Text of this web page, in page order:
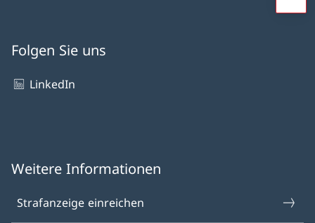
Folgen Sie uns
LinkedIn
Weitere Informationen
Strafanzeige einreichen